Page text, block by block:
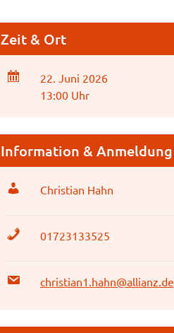
Zeit & Ort
22. Juni 2026
13:00 Uhr
Information & Anmeldung
Christian Hahn
01723133525
christian1.hahn@allianz.de